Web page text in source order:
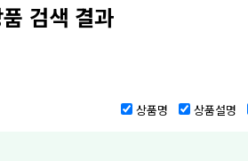
검색 결과
상품명 상품설명